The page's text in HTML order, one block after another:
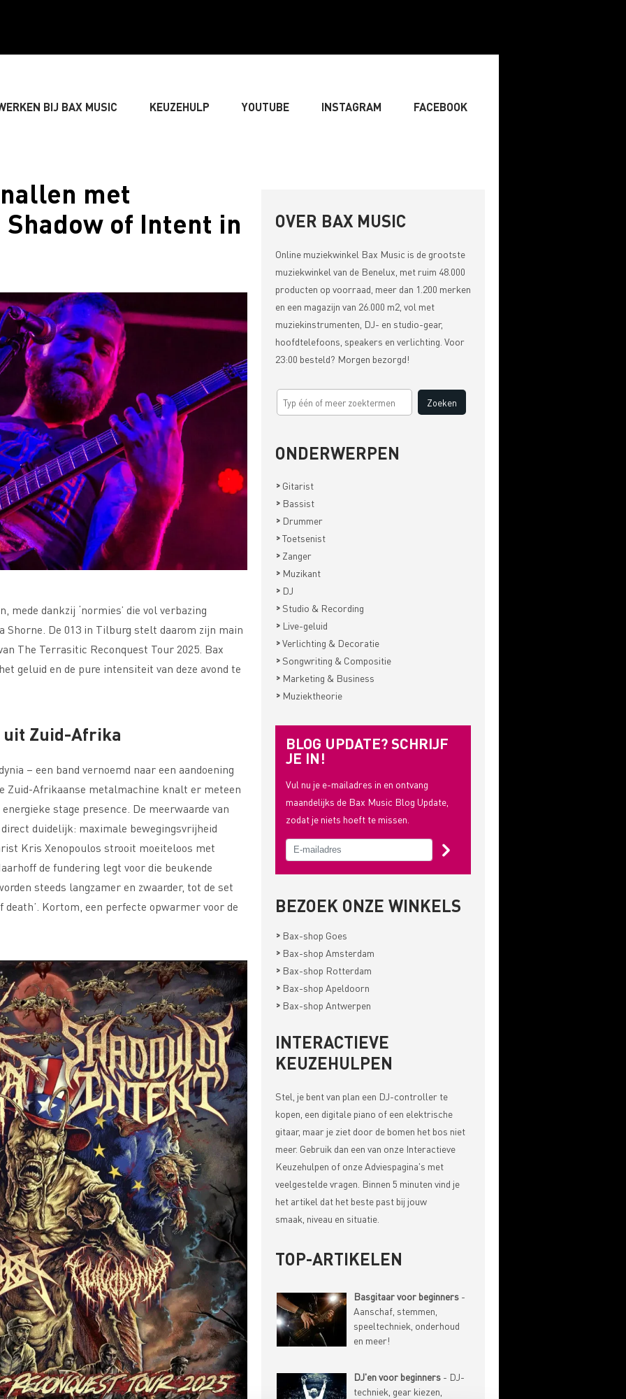
BIJ BAX MUSIC KEUZEHULP YOUTUBE INSTAGRAM FACEBOOK
GELUID » VERLICHTING & DECORATIE » SONGWRITING & COMPOSITIE
met
Shadow of Intent in
mede dankzij ‘normies’ die vol verbazing
Shorne. De 013 in Tilburg stelt daarom zijn main
The Terrasitic Reconquest Tour 2025. Bax
geluid en de pure intensiteit van deze avond te
uit Zuid-Afrika
– een band vernoemd naar een aandoening
Zuid-Afrikaanse metalmachine knalt er meteen
stage presence. De meerwaarde van
duidelijk: maximale bewegingsvrijheid
Kris Xenopoulos strooit moeiteloos met
de fundering legt voor die beukende
steeds langzamer en zwaarder, tot de set
death’. Kortom, een perfecte opwarmer voor de
OVER BAX MUSIC
Online muziekwinkel Bax Music is de grootste
muziekwinkel van de Benelux, met ruim 48.000
producten op voorraad, meer dan 1.200 merken
en een magazijn van 26.000 m2, vol met
muziekinstrumenten, DJ- en studio-gear,
hoofdtelefoons, speakers en verlichting. Voor
23:00 besteld? Morgen bezorgd!
ONDERWERPEN
> Gitarist
> Bassist
> Drummer
>Toetsenist
> Zanger
> Muzikant
> DJ
> Studio & Recording
> Live-geluid
>Verlichting & Decoratie
> Songwriting & Compositie
> Marketing & Business
> Muziektheorie
BLOG UPDATE? SCHRIJF
JE IN!
Vul nu je e-mailadres in en ontvang
maandelijks de Bax Music Blog Update,
zodat je niets hoeft te missen.
BEZOEK ONZE WINKELS
> Bax-shop Goes
> Bax-shop Amsterdam
> Bax-shop Rotterdam
> Bax-shop Apeldoorn
> Bax-shop Antwerpen
INTERACTIEVE
KEUZEHULPEN
Stel, je bent van plan een DJ-controller te
kopen, een digitale piano of een elektrische
gitaar, maar je ziet door de bomen het bos niet
meer. Gebruik dan een van onze Interactieve
Keuzehulpen of onze Adviespagina's met
veelgestelde vragen . Binnen 5 minuten vind je
het artikel dat het beste past bij jouw
smaak, niveau en situatie.
TOP-ARTIKELEN
Basgitaar voor beginners -
Aanschaf, stemmen,
speeltechniek, onderhoud
en meer!
DJ'en voor beginners - DJ-
techniek, gear kiezen,